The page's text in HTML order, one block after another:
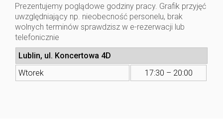
Prezentujemy poglądowe godziny pracy. Grafik przyjęć
uwzględniający np. nieobecność personelu, brak
wolnych terminów sprawdzisz w e-rezerwacji lub
telefonicznie
Lublin, ul. Koncertowa 4D
Wtorek
17:30 – 20:00